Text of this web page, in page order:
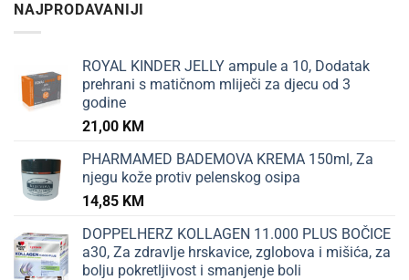
NAJPRODAVANIJI
ROYAL KINDER JELLY ampule a 10, Dodatak
prehrani s matičnom mliječi za djecu od 3
godine
21,00 KM
PHARMAMED BADEMOVA KREMA 150ml, Za
njegu kože protiv pelenskog osipa
14,85 KM
DOPPELHERZ KOLLAGEN 11.000 PLUS BOČICE
a30, Za zdravlje hrskavice, zglobova i mišića, za
bolju pokretljivost i smanjenje boli